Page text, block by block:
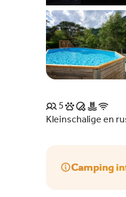
5
Kleinschalige en
Camping